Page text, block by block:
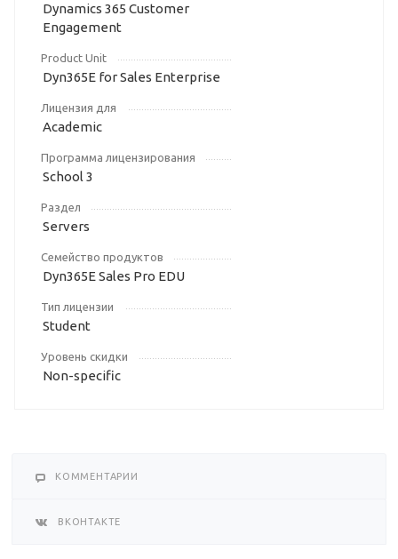
Dynamics 365 Customer
Engagement
Product Unit
Dyn365E for Sales Enterprise
Лицензия для
Academic
Программа лицензирования
School 3
Раздел
Servers
Семейство продуктов
Dyn365E Sales Pro EDU
Тип лицензии
Student
Уровень скидки
Non-specific
КОММЕНТАРИИ
ВКОНТАКТЕ